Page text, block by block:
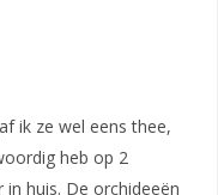
ik ze wel eens thee,
heb op 2
huis. De orchideeën